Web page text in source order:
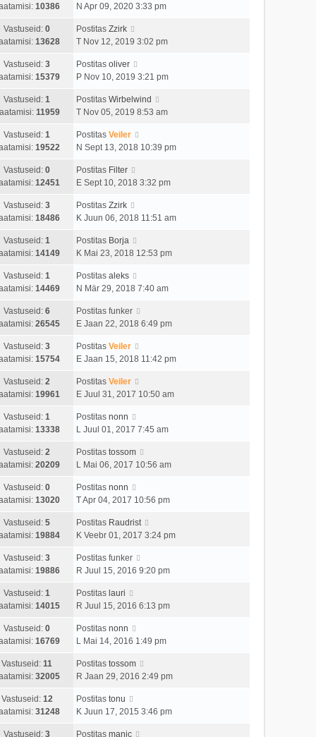
10386
N Apr 09, 2020 3:33 pm
Vastuseid: 0
13628
Postitas Zzirk
T Nov 12, 2019 3:02 pm
Vastuseid: 3
15379
Postitas oliver
P Nov 10, 2019 3:21 pm
Vastuseid: 1
11959
Postitas Wirbelwind
T Nov 05, 2019 8:53 am
Vastuseid: 1
19522
Postitas Veiler
N Sept 13, 2018 10:39 pm
Vastuseid: 0
12451
Postitas Filter
E Sept 10, 2018 3:32 pm
Vastuseid: 3
18486
Postitas Zzirk
K Juun 06, 2018 11:51 am
Vastuseid: 1
14149
Postitas Borja
K Mai 23, 2018 12:53 pm
Vastuseid: 1
14469
Postitas aleks
N Mär 29, 2018 7:40 am
Vastuseid: 6
26545
Postitas funker
E Jaan 22, 2018 6:49 pm
Vastuseid: 3
15754
Postitas Veiler
E Jaan 15, 2018 11:42 pm
Vastuseid: 2
19961
Postitas Veiler
E Juul 31, 2017 10:50 am
Vastuseid: 1
13338
Postitas nonn
L Juul 01, 2017 7:45 am
Vastuseid: 2
20209
Postitas tossom
L Mai 06, 2017 10:56 am
Vastuseid: 0
13020
Postitas nonn
T Apr 04, 2017 10:56 pm
Vastuseid: 5
19884
Postitas Raudrist
K Veebr 01, 2017 3:24 pm
Vastuseid: 3
19886
Postitas funker
R Juul 15, 2016 9:20 pm
Vastuseid: 1
14015
Postitas lauri
R Juul 15, 2016 6:13 pm
Vastuseid: 0
16769
Postitas nonn
L Mai 14, 2016 1:49 pm
Vastuseid: 11
32005
Postitas tossom
R Jaan 29, 2016 2:49 pm
Vastuseid: 12
31248
Postitas tonu
K Juun 17, 2015 3:46 pm
Vastuseid: 3
Postitas manic